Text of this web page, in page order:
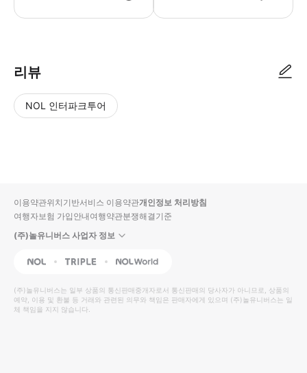
리뷰
NOL 인터파크투어
입니
다.
높
은
순
동
영
상
순
상
이용약관위치기반서비스 이용약관개인정보 처리방침
여행자보험 가입안내여행약관분쟁해결기준
(주)놀유니버스 사업자 정보
NOL Triple Interpark Global
(주)놀유니버스는 일부 상품의 통신판매중개자로서 통신판매의 당사자가 아니므로, 상품의
예약, 이용 및 환불 등 거래와 관련된 의무와 책임은 판매자에게 있으며 (주)놀유니버스는 일
체 책임을 지지 않습니다.